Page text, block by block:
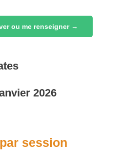
ou me renseigner →
2026
session